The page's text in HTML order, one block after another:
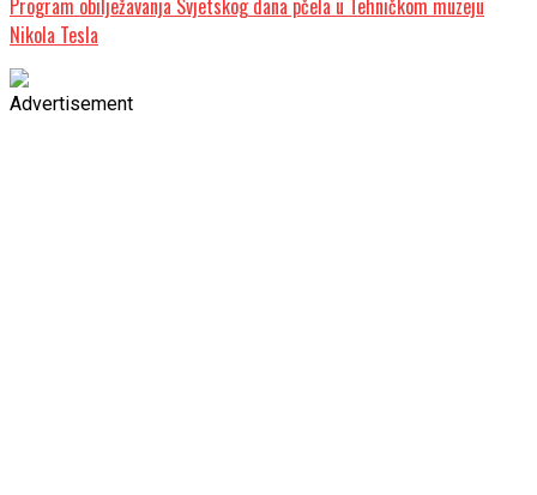
Program obilježavanja Svjetskog dana pčela u Tehničkom muzeju
Nikola Tesla
Advertisement